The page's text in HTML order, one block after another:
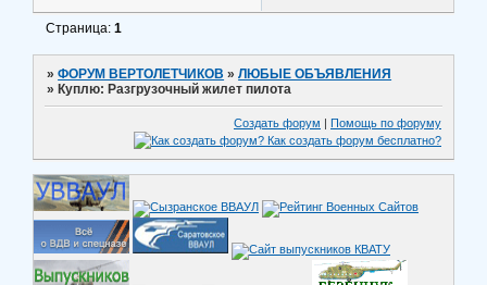
Страница:1
»ФОРУМ ВЕРТОЛЕТЧИКОВ »ЛЮБЫЕ ОБЪЯВЛЕНИЯ
»Куплю: Разгрузочный жилет пилота
Создать форум Помощь по форуму